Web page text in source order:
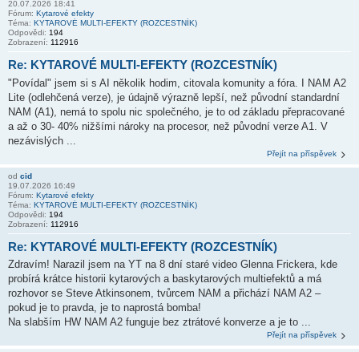
20.07.2026 18:41
Fórum: Kytarové efekty
Téma: KYTAROVÉ MULTI-EFEKTY (ROZCESTNÍK)
Odpovědi: 194
Zobrazení: 112916
Re: KYTAROVÉ MULTI-EFEKTY (ROZCESTNÍK)
"Povídal" jsem si s AI několik hodim, citovala komunity a fóra. I NAM A2
Lite (odlehčená verze), je údajně výrazně lepší, než původní standardní
NAM (A1), nemá to spolu nic společného, je to od základu přepracované
a až o 30- 40% nižšími nároky na procesor, než původní verze A1. V
nezávislých ...
Přejít na příspěvek
od cid
19.07.2026 16:49
Fórum: Kytarové efekty
Téma: KYTAROVÉ MULTI-EFEKTY (ROZCESTNÍK)
Odpovědi: 194
Zobrazení: 112916
Re: KYTAROVÉ MULTI-EFEKTY (ROZCESTNÍK)
Zdravím! Narazil jsem na YT na 8 dní staré video Glenna Frickera, kde
probírá krátce historii kytarových a baskytarových multiefektů a má
rozhovor se Steve Atkinsonem, tvůrcem NAM a přichází NAM A2 –
pokud je to pravda, je to naprostá bomba!
Na slabším HW NAM A2 funguje bez ztrátové konverze a je to ...
Přejít na příspěvek